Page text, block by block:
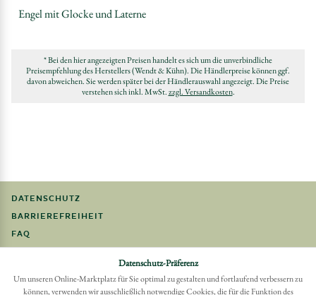
Engel mit Glocke und Laterne
* Bei den hier angezeigten Preisen handelt es sich um die unverbindliche
Preisempfehlung des Herstellers (Wendt & Kühn). Die Händlerpreise können ggf.
davon abweichen. Sie werden später bei der Händlerauswahl angezeigt. Die Preise
verstehen sich inkl. MwSt.zzgl. Versandkosten.
DATENSCHUTZ
BARRIEREFREIHEIT
FAQ
Möchten Sie eine Bestellung widerrufen?
Datenschutz-Präferenz
Um unseren Online-Marktplatz für Sie optimal zu gestalten und fortlaufend verbessern zu
können, verwenden wir ausschließlich notwendige Cookies, die für die Funktion des